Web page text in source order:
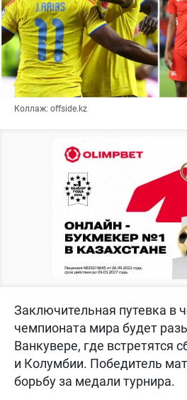
Коллаж: offside.kz
Заключительная путевка в
чемпионата мира будет
Ванкувере, где встретятся
и Колумбии. Победитель
борьбу за медали турнира.